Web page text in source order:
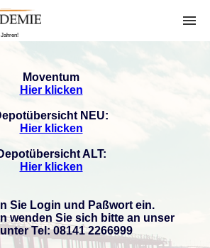
Bitcoin
uns
Moventum
Hier klicken
NEU:
Hier klicken
ALT:
Hier klicken
Sie Login und Paßwort ein.
wenden Sie sich bitte an unser
Tel: 08141 2266999